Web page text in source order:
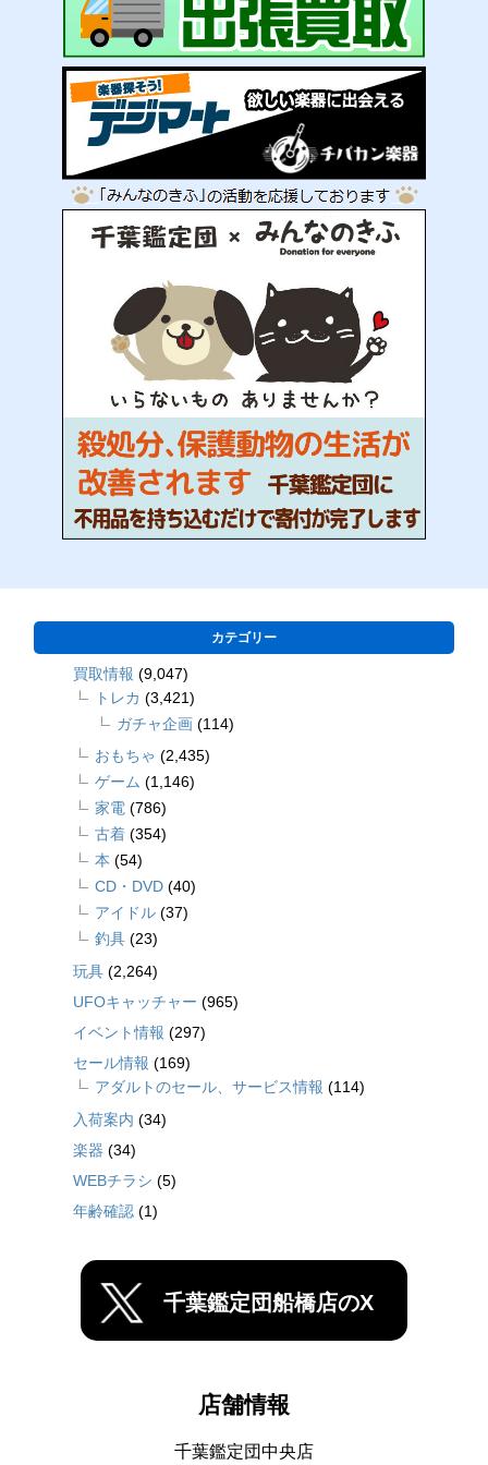
カテゴリー
買取情報 (9,047)
トレカ (3,421)
ガチャ企画 (114)
おもちゃ (2,435)
ゲーム (1,146)
家電 (786)
古着 (354)
本 (54)
CD・DVD (40)
アイドル (37)
釣具 (23)
玩具 (2,264)
UFOキャッチャー (965)
イベント情報 (297)
セール情報 (169)
アダルトのセール、サービス情報 (114)
入荷案内 (34)
楽器 (34)
WEBチラシ (5)
年齢確認 (1)
千葉鑑定団船橋店のX
店舗情報
千葉鑑定団中央店